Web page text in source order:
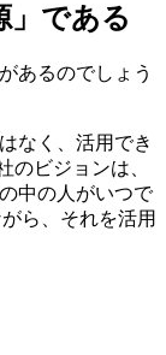
」である
あるのでしょう
なく、活用でき
のビジョンは、
中の人がいつで
ら、それを活用